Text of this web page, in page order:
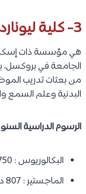
3- كلية ليونارد دي فينشي الجامعية :
الجامعة في بروكسل،
من بعثات تدريب
البدنية وعلم السمع
الرسوم الدراسية
البكالوريوس : 750 دولارًا أمريكي.
الماجستير : 807 دولار أمريكي.